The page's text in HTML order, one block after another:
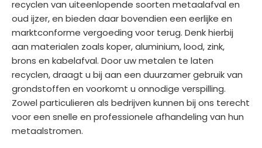
recyclen van uiteenlopende soorten metaalafval en
oud ijzer, en bieden daar bovendien een eerlijke en
marktconforme vergoeding voor terug. Denk hierbij
aan materialen zoals koper, aluminium, lood, zink,
brons en kabelafval. Door uw metalen te laten
recyclen, draagt u bij aan een duurzamer gebruik van
grondstoffen en voorkomt u onnodige verspilling.
Zowel particulieren als bedrijven kunnen bij ons terecht
voor een snelle en professionele afhandeling van hun
metaalstromen.